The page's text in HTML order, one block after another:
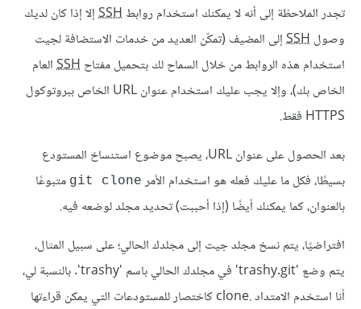
تجدر الملاحظة إلى أنه لا يمكنك استخدام روابطSSHإلا إذا كان لديك
وصول SSHإلى المضيف (تمكّن العديد من خدمات الاستضافة لجيت
استخدام هذه الروابط من خلال السماح لك بتحميل مفتاح SSHالعام
الخاص بك)، وإلا يجب عليك استخدام عنوان URL الخاص ببروتوكول
HTTPS فقط.
بعد الحصول على عنوان URL، يصبح موضوع استنساخ المستودع
بسيطًا، فكل ما عليك فعله هو استخدام الأمر git clone متبوعًا
بالعنوان، كما يمكنك أيضًا (إذا أحببت) تحديد مجلد لوضعه فيه.
افتراضيًا، يتم نسخ مجلد جيت إلى مجلدك الحالي؛ على سبيل المثال،
يتم وضع 'trashy.git' في مجلدك الحالي باسم 'trashy'. بالنسبة لي،
أنا استخدم الامتداد .clone كاختصار للمستودعات التي يمكن قراءتها